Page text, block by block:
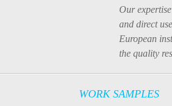
Our
and direct
European
the quality
WORK SAMPLES